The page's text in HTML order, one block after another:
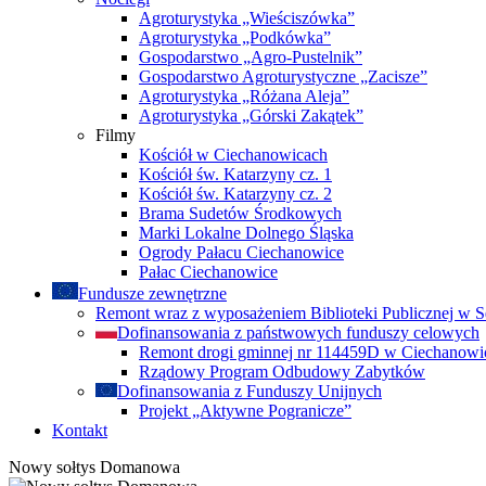
Agroturystyka „Wieściszówka”
Agroturystyka „Podkówka”
Gospodarstwo „Agro-Pustelnik”
Gospodarstwo Agroturystyczne „Zacisze”
Agroturystyka „Różana Aleja”
Agroturystyka „Górski Zakątek”
Filmy
Kościół w Ciechanowicach
Kościół św. Katarzyny cz. 1
Kościół św. Katarzyny cz. 2
Brama Sudetów Środkowych
Marki Lokalne Dolnego Śląska
Ogrody Pałacu Ciechanowice
Pałac Ciechanowice
Fundusze zewnętrzne
Remont wraz z wyposażeniem Biblioteki Publicznej w
Dofinansowania z państwowych funduszy celowych
Remont drogi gminnej nr 114459D w
Rządowy Program Odbudowy Zabytków
Dofinansowania z Funduszy Unijnych
Projekt „Aktywne Pogranicze”
Kontakt
Nowy sołtys Domanowa